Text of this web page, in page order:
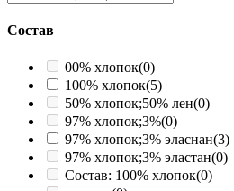
Состав
00% хлопок(0)
100% хлопок(5)
50% хлопок;50% лен(0)
97% хлопок;3%(0)
97% хлопок;3% эласнан(3)
97% хлопок;3% эластан(0)
Состав: 100% хлопок(0)